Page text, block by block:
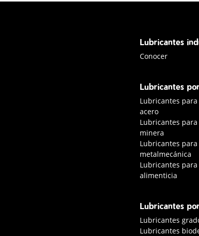
Lubricantes
Conocer
Conocer
Lubricantes
Lubricantes
acero
Lubricantes
minera
Lubricantes
metalmecánica
Lubricantes
alimenticia
Lubricantes
Lubricantes
Lubricantes